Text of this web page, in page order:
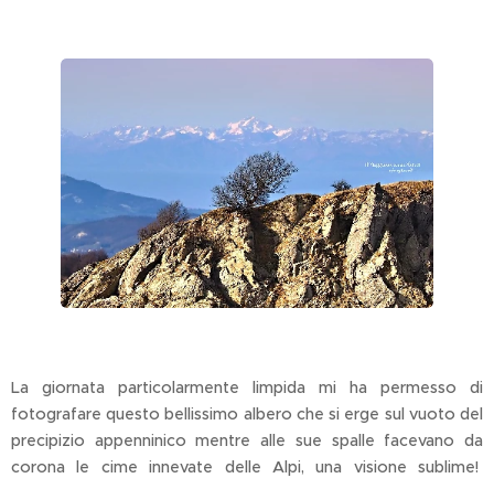
La giornata particolarmente limpida mi ha permesso di
fotografare questo bellissimo albero che si erge sul vuoto del
precipizio appenninico mentre alle sue spalle facevano da
corona le cime innevate delle Alpi, una visione sublime!